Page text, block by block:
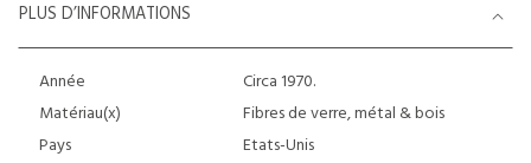
PLUS D’INFORMATIONS
Année
Circa 1970.
Matériau(x)
Fibres de verre, métal & bois
Pays
Etats-Unis